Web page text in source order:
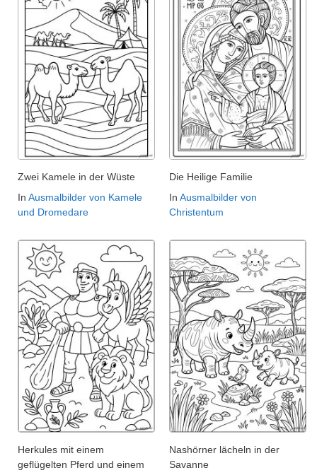
Zwei Kamele in der Wüste
In Ausmalbilder von Kamele
und Dromedare
Die Heilige Familie
In Ausmalbilder von
Christentum
Herkules mit einem
geflügelten Pferd und einem
Nashörner lächeln in der
Savanne